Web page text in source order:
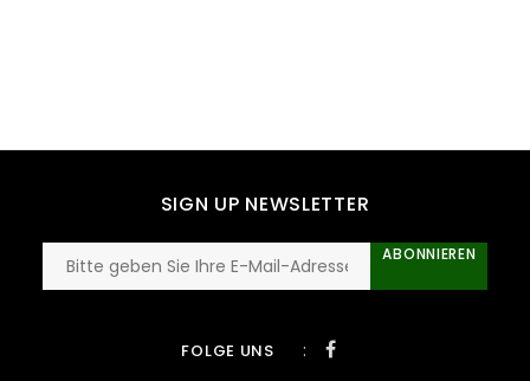
SIGN UP NEWSLETTER
ABONNIEREN
FOLGE UNS :